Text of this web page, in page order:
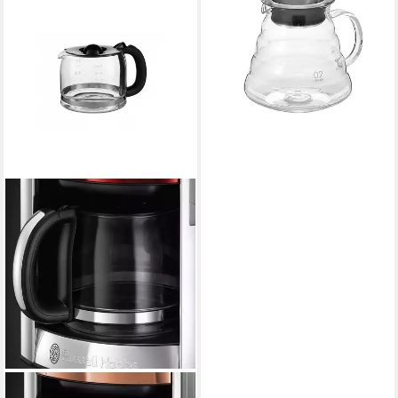
RUSSELL HOBBS
Kaffeekanne, 0.6 l
32,90 €
lieferbar - in 3-4 Werktagen bei dir